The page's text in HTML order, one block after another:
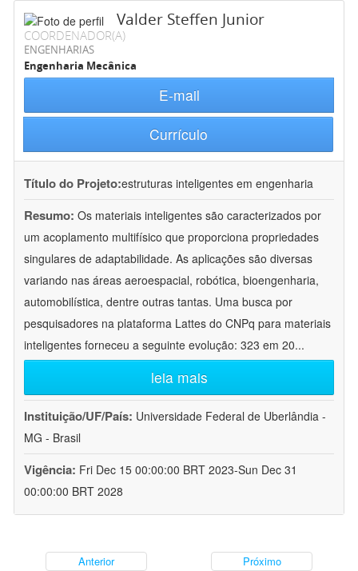
Valder Steffen Junior
COORDENADOR(A)
ENGENHARIAS
Engenharia Mecânica
E-mail
Currículo
Título do Projeto:estruturas inteligentes em engenharia
Resumo: Os materiais inteligentes são caracterizados por
um acoplamento multifísico que proporciona propriedades
singulares de adaptabilidade. As aplicações são diversas
variando nas áreas aeroespacial, robótica, bioengenharia,
automobilística, dentre outras tantas. Uma busca por
pesquisadores na plataforma Lattes do CNPq para materiais
inteligentes forneceu a seguinte evolução: 323 em 20...
leia mais
Instituição/UF/País: Universidade Federal de Uberlândia -
MG - Brasil
Vigência: Fri Dec 15 00:00:00 BRT 2023-Sun Dec 31
00:00:00 BRT 2028
Anterior Próximo